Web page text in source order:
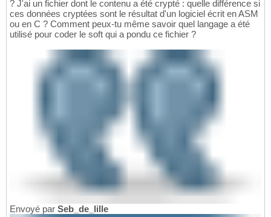
? J'ai un fichier dont le contenu a été crypté : quelle différence si
ces données cryptées sont le résultat d'un logiciel écrit en ASM
ou en C ? Comment peux-tu même savoir quel langage a été
utilisé pour coder le soft qui a pondu ce fichier ?
Envoyé par Seb_de_lille